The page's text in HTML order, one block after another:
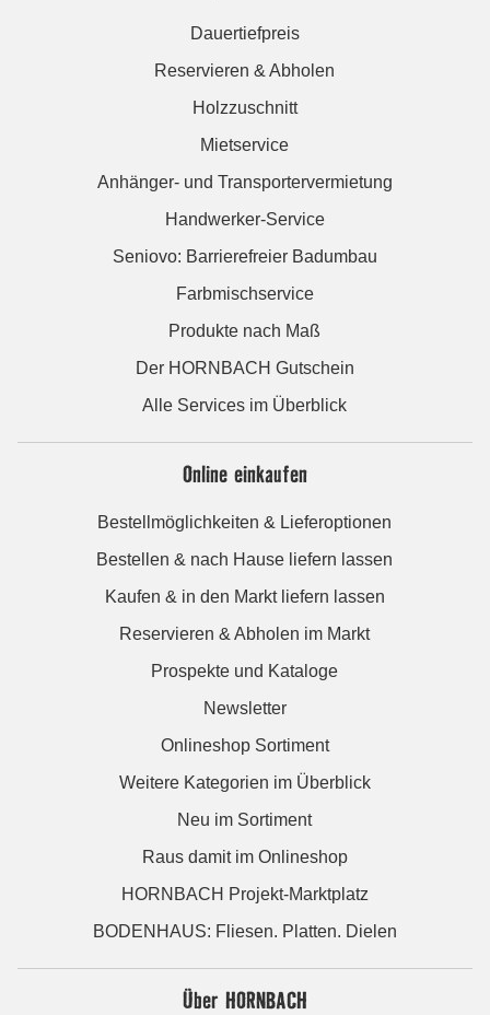
Dauertiefpreis
Reservieren & Abholen
Holzzuschnitt
Mietservice
Anhänger- und Transportervermietung
Handwerker-Service
Seniovo: Barrierefreier Badumbau
Farbmischservice
Produkte nach Maß
Der HORNBACH Gutschein
Alle Services im Überblick
Online einkaufen
Bestellmöglichkeiten & Lieferoptionen
Bestellen & nach Hause liefern lassen
Kaufen & in den Markt liefern lassen
Reservieren & Abholen im Markt
Prospekte und Kataloge
Newsletter
Onlineshop Sortiment
Weitere Kategorien im Überblick
Neu im Sortiment
Raus damit im Onlineshop
HORNBACH Projekt-Marktplatz
BODENHAUS: Fliesen. Platten. Dielen
Über HORNBACH